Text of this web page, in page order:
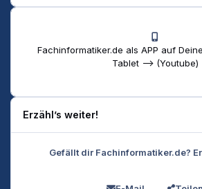
Fachinformatiker.de als APP auf
Tablet --> (Youtube)
Erzähl’s weiter!
Gefällt dir Fachinformatiker.de?